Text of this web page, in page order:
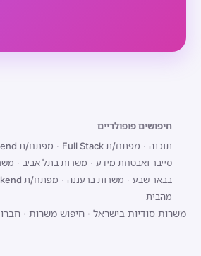
חיפושים פופולריים
תוכנה · מפתח/ת Full Stack · מפתח/ת Backend
סייבר ואבטחת מידע · משרות בתל אביב ·
בבאר שבע · משרות ברעננה · מפתח/ת Backend בתל אביב
מהבית
משרות סודיות בישראל · חיפוש משרות ·